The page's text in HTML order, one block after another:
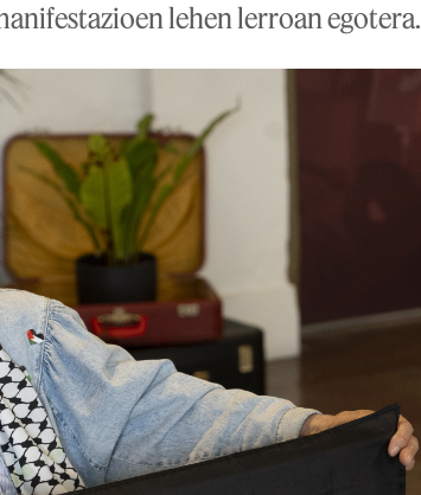
lehen lerroan egotera.